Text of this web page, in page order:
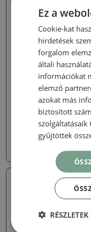
Mochna bokros
Kültéri bonsai – bokros
potentilla – Potentilla
fruticosa Goldkissen
1565-VB2026-2688
Ez a
Cookie-kat
hirdetések
forgalom
általi
információkat
elemző
azokat más
biztosított
szolgáltatásaik
gyűjtöttek